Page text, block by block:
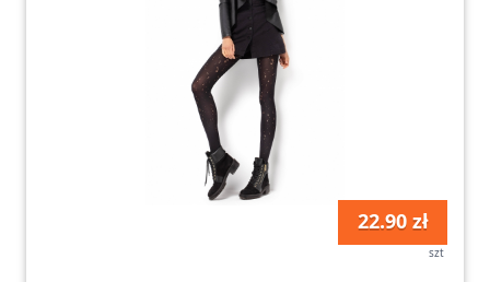
22.90 zł
szt